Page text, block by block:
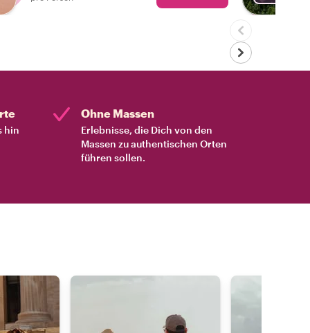
Meeresfrüchte mit einer lokalen Familie!
hin
Ohne Massen
Erlebnisse, die Dich von den
Massen zu authentischen Orten
führen sollen.